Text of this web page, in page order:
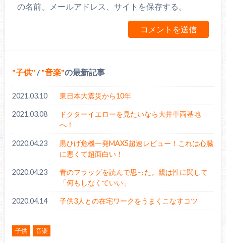
の名前、メールアドレス、サイトを保存する。
子供 / 音楽 の最新記事
2021.03.10 東日本大震災から10年
2021.03.08
ドクターイエローを見たいなら大井車両基地
へ！
2020.04.23
黒ひげ危機一発MAX5超速レビュー！これは心臓
に悪くて超面白い！
2020.04.23
青のフラッグを読んで思った。親は性に関して
「何もしなくていい」
2020.04.14 子供3人との在宅ワークをうまくこなすコツ
子供 音楽